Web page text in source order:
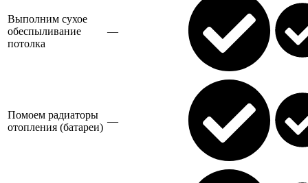
Выполним сухое
обеспыливание
потолка
—
Помоем радиаторы
отопления (батареи)
—